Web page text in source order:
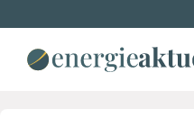
Inhalt
springen